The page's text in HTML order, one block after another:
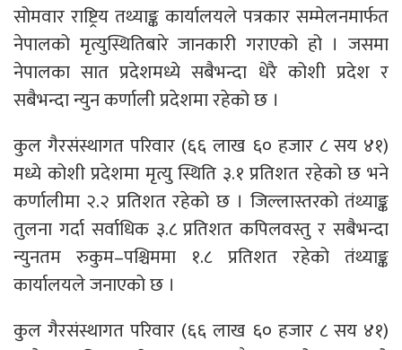
सोमवार राष्ट्रिय तथ्याङ्क कार्यालयले पत्रकार सम्मेलनमार्फत
नेपालको मृत्युस्थितिबारे जानकारी गराएको हो । जसमा
नेपालका सात प्रदेशमध्ये सबैभन्दा धेरै कोशी प्रदेश र
सबैभन्दा न्युन कर्णाली प्रदेशमा रहेको छ ।
कुल गैरसंस्थागत परिवार (६६ लाख ६० हजार ८ सय ४१)
मध्ये कोशी प्रदेशमा मृत्यु स्थिति ३.१ प्रतिशत रहेको छ भने
कर्णालीमा २.२ प्रतिशत रहेको छ । जिल्लास्तरको तंथ्याङ्क
तुलना गर्दा सर्वाधिक ३.८ प्रतिशत कपिलवस्तु र सबैभन्दा
न्युनतम रुकुम–पश्चिममा १.८ प्रतिशत रहेको तंथ्याङ्क
कार्यालयले जनाएको छ ।
कुल गैरसंस्थागत परिवार (६६ लाख ६० हजार ८ सय ४१)